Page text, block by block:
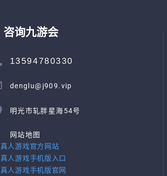
咨询九游会
13594780330
denglu@j909.vip
明光市轧胖星海54号
网站地图
真人游戏官方网站
真人游戏手机版入口
真人游戏手机版官网